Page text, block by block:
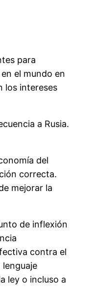
para
el mundo en
los intereses
a Rusia.
del
correcta.
mejorar la
de inflexión
contra el
ley o incluso a